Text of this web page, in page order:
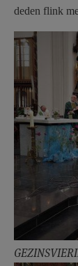
deden flink